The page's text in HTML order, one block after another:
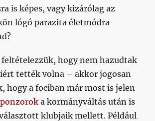
is képes, vagy kizárólag az
lógó parazita életmódra
hogy nem hazudtak
tették volna – akkor jogosan
hogy a fociban már most is jelen
a kormányváltás után is
klubjaik mellett. Például